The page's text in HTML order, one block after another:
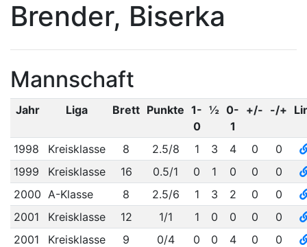
Brender, Biserka
Mannschaft
Jahr Liga Brett Punkte 1-
0
½ 0-
1
+/- -/+
1998 Kreisklasse 8 2.5/8 1 3 4 0
0
1999
Kreisklasse 16 0.5/1 0 1 0 0
0
2000 A-Klasse 8 2.5/6 1 3 2 0
0
2001
Kreisklasse 12 1/1 1 0 0 0
0
2001
Kreisklasse 9 0/4 0 0 4 0
0